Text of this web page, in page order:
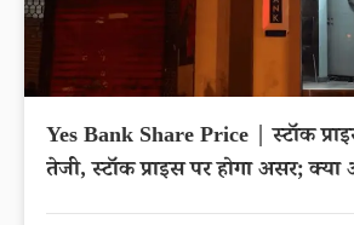
Yes Bank Share Price | स्टॉक
तेजी, स्टॉक प्राइस पर होगा असर;